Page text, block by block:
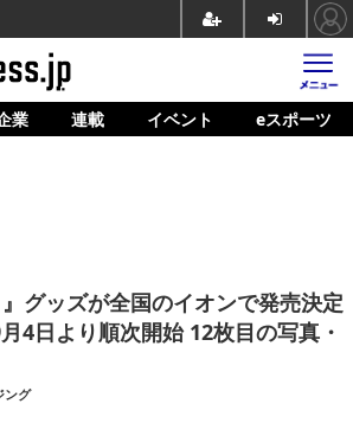
業 連載 イベント eスポーツ
』グッズが全国のイオンで発売決定
4日より順次開始 12枚目の写真・
ング